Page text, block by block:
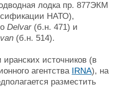
Флот
Форум
Отзывы
Все службы
лодка пр. 877ЭКМ
НАТО),
Delvar (б.н. 471) и
(б.н. 514).
источников (в
агентства IRNA), на
разместить